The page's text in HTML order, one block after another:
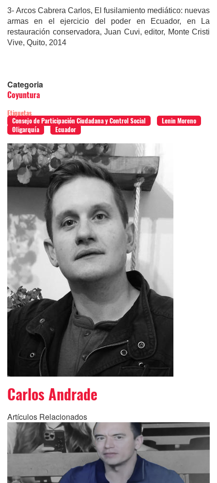
3- Arcos Cabrera Carlos, El fusilamiento mediático: nuevas
armas en el ejercicio del poder en Ecuador, en La
restauración conservadora, Juan Cuvi, editor, Monte Cristi
Vive, Quito, 2014
Categoria
Coyuntura
Etiquetas
Consejo de Participación Ciudadana y Control Social
Lenin Moreno
Oligarquía
Ecuador
Carlos Andrade
Artículos Relacionados